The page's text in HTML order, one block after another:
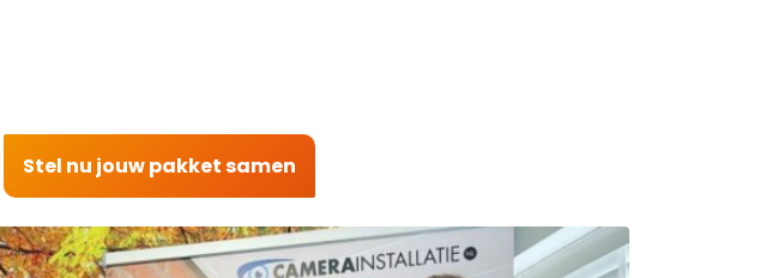
Stel nu jouw pakket samen